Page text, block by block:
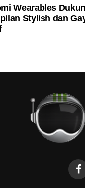
Wearables
Stylish dan